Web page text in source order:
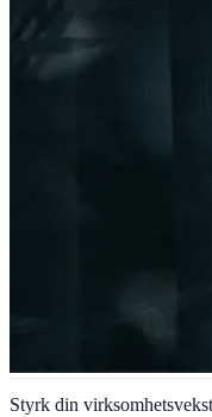
Finansiell analyse og
Styrk din